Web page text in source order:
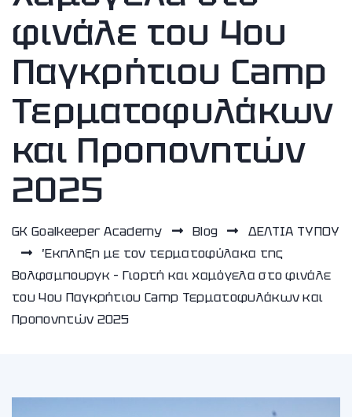
φινάλε του 4ου
Παγκρήτιου Camp
Τερματοφυλάκων
και Προπονητών
2025
GK Goalkeeper Academy Blog
ΔΕΛΤΙΑ ΤΥΠΟΥ
Έκπληξη με τον τερματοφύλακα της
Βολφσμπουργκ – Γιορτή και χαμόγελα στο φινάλε
του 4ου Παγκρήτιου Camp Τερματοφυλάκων και
Προπονητών 2025